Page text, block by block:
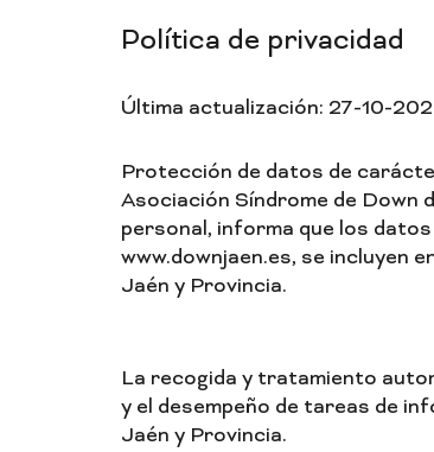
Política de privacidad
Última actualización: 27-10-
Protección de datos de
Asociación Síndrome de Down
personal, informa que los
www.downjaen.es, se incluyen
Jaén y Provincia.
La recogida y tratamiento
y el desempeño de tareas de
Jaén y Provincia.